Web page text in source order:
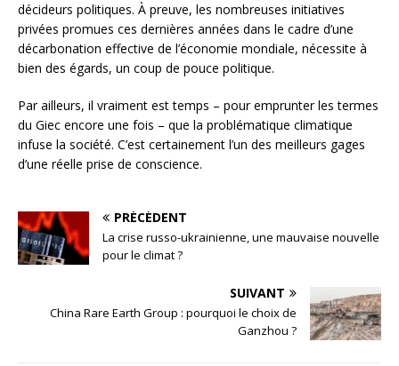
décideurs politiques. À preuve, les nombreuses initiatives
privées promues ces dernières années dans le cadre d’une
décarbonation effective de l’économie mondiale, nécessite à
bien des égards, un coup de pouce politique.
Par ailleurs, il vraiment est temps – pour emprunter les termes
du Giec encore une fois – que la problématique climatique
infuse la société. C’est certainement l’un des meilleurs gages
d’une réelle prise de conscience.
PRÉCÉDENT
La crise russo-ukrainienne, une mauvaise nouvelle
pour le climat ?
SUIVANT
China Rare Earth Group : pourquoi le choix de
Ganzhou ?